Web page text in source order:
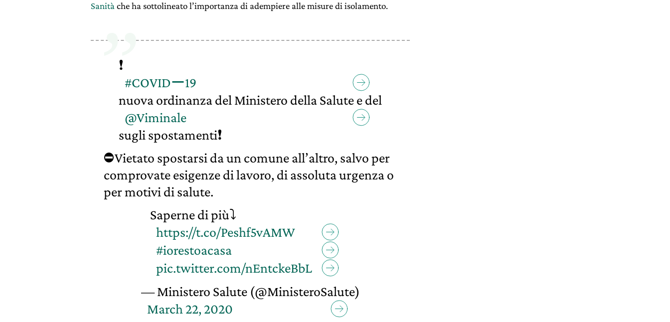
Sanità che ha sottolineato l’importanza di adempiere alle misure di isolamento.
❗
#COVIDー19
nuova ordinanza del Ministero della Salute e del
@Viminale
sugli spostamenti❗
⛔Vietato spostarsi da un comune all’altro, salvo per
comprovate esigenze di lavoro, di assoluta urgenza o
per motivi di salute.
Saperne di più⤵
https://t.co/Peshf5vAMW
#iorestoacasa
pic.twitter.com/nEntckeBbL
— Ministero Salute (@MinisteroSalute)
March 22, 2020